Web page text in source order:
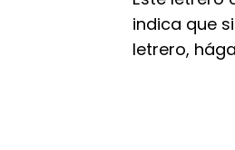
indica que
letrero,